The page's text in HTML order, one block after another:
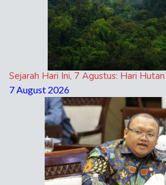
Sejarah Hari Ini, 7 Agustus: Hari
7 August 2026